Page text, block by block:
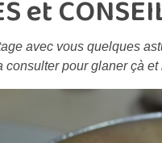
et
avec vous quelques
consulter pour glaner çà